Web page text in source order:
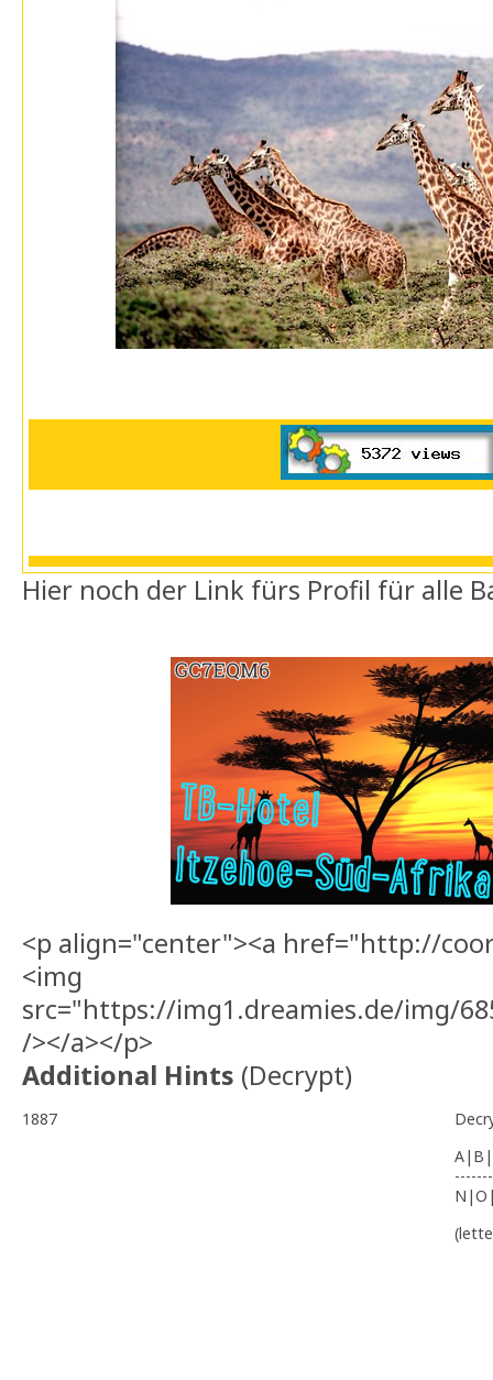
Hier noch der Link fürs Profil für alle
<p align="center"><a href="http://
<img
src="https://img1.dreamies.de/img/
/></a></p>
Additional Hints (Decrypt)
1887